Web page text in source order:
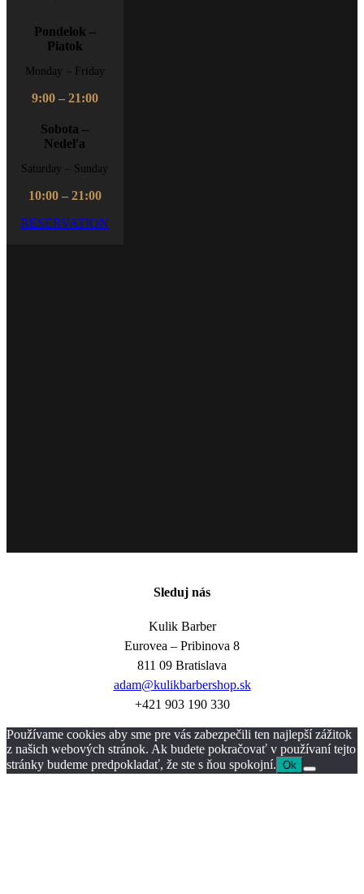
Pondelok –
Piatok
Monday – Friday
9:00 – 21:00
Sobota –
Nedeľa
Saturday – Sunday
10:00 – 21:00
RESERVATION
Sleduj nás
Kulik Barber
Eurovea – Pribinova 8
811 09 Bratislava
adam@kulikbarbershop.sk
+421 903 190 330
Používame cookies aby sme pre vás zabezpečili ten najlepší zážitok
z našich webových stránok. Ak budete pokračovať v používaní tejto
stránky budeme predpokladať, že ste s ňou spokojní. Ok